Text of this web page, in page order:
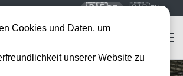
🇩🇪DE 🇬🇧EN
Cookies und Daten, um
unserer Website zu